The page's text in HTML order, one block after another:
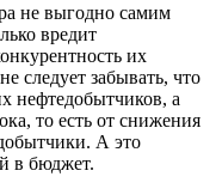
не выгодно самим
вредит
их
следует забывать, что
а
то есть от снижения
А это
в бюджет.